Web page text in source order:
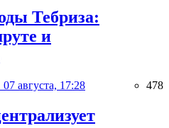
Тебриза:
и
07 августа, 17:28 478